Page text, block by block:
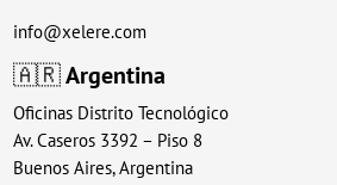
info@xelere.com
🇦🇷Argentina
Oficinas Distrito Tecnológico
Av. Caseros 3392 – Piso 8
Buenos Aires, Argentina